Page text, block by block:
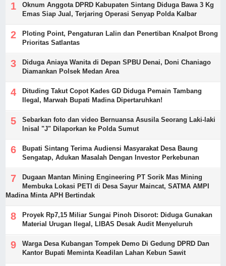
Oknum Anggota DPRD Kabupaten Sintang Diduga Bawa 3 Kg
Emas Siap Jual, Terjaring Operasi Senyap Polda Kalbar
Ploting Point, Pengaturan Lalin dan Penertiban Knalpot Brong
Prioritas Satlantas
Diduga Aniaya Wanita di Depan SPBU Denai, Doni Chaniago
Diamankan Polsek Medan Area
Dituding Takut Copot Kades GD Diduga Pemain Tambang
Ilegal, Marwah Bupati Madina Dipertaruhkan!
Sebarkan foto dan video Bernuansa Asusila Seorang Laki-laki
Inisal "J" Dilaporkan ke Polda Sumut
Bupati Sintang Terima Audiensi Masyarakat Desa Baung
Sengatap, Adukan Masalah Dengan Investor Perkebunan
Dugaan Mantan Mining Engineering PT Sorik Mas Mining
Membuka Lokasi PETI di Desa Sayur Maincat, SATMA AMPI
Madina Minta APH Bertindak
Proyek Rp7,15 Miliar Sungai Pinoh Disorot: Diduga Gunakan
Material Urugan Ilegal, LIBAS Desak Audit Menyeluruh
Warga Desa Kubangan Tompek Demo Di Gedung DPRD Dan
Kantor Bupati Meminta Keadilan Lahan Kebun Sawit